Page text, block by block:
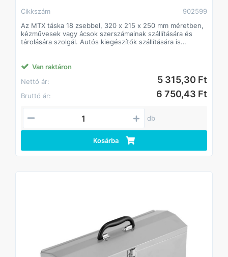
Cikkszám
902599
Az MTX táska 18 zsebbel, 320 x 215 x 250 mm méretben,
kézművesek vagy ácsok szerszámainak szállítására és
tárolására szolgál. Autós kiegészítők szállítására is
helyezhetők el. A táska vállpánttal és bővíthető panellel
van felszerelve a kényelmes hordozás érdekében.
Alkalmas szerelők, kézművesek, építők számára, otthon
A táska kopásálló szintetikus anyagból (poliészter)
készült, így hosszú távú használatra tervezték.
A poliészter vízálló, így a szerszámok még kültéri
munkavégzés során sem lesznek kitéve nedvességnek.
A kényelmes fogantyúk megkönnyítik a táska szállítását.
Van raktáron
Nettó ár:
5 315,30 Ft
Bruttó ár: 6 750,43 Ft
db
Kosárba